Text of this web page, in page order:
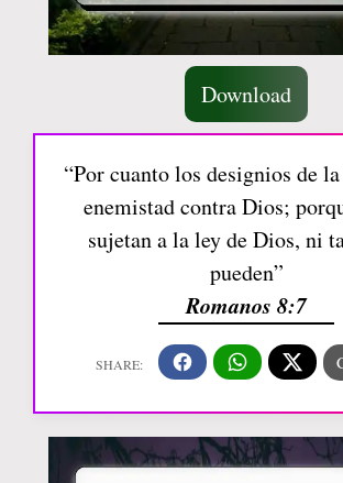
Download
“Por cuanto los designios de
enemistad contra Dios;
sujetan a la ley de Dios, ni
pueden”
Romanos 8:7